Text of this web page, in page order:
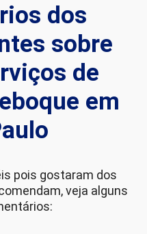
dos
sobre
de
em
pois gostaram dos
veja alguns